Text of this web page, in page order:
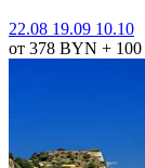
22.08 19.09 10.10
от 378 BYN + 100